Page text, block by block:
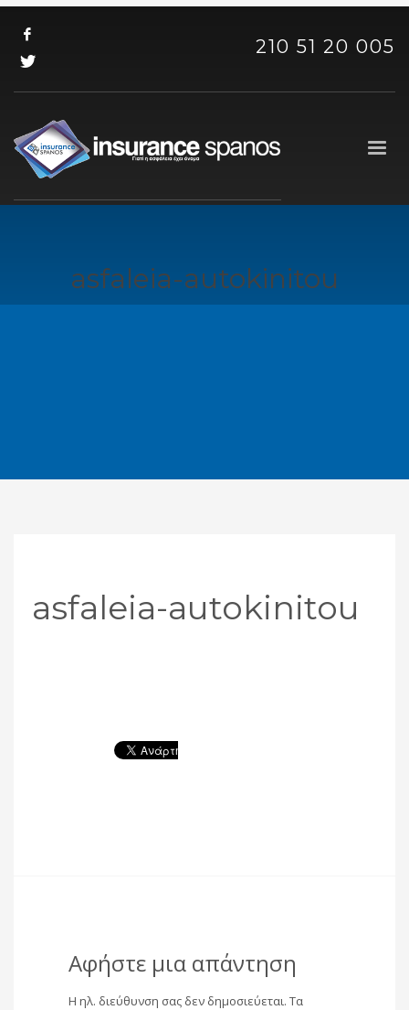
210 51 20 005
asfaleia-autokinitou
asfaleia-autokinitou
Αφήστε μια απάντηση
Η ηλ. διεύθυνση σας δεν δημοσιεύεται. Τα